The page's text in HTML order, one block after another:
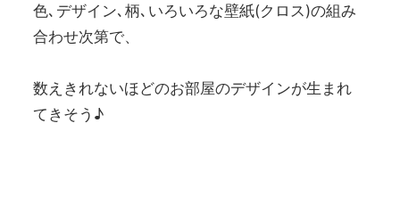
色､デザイン､柄､いろいろな壁紙(クロス)の組み
合わせ次第で、
数えきれないほどのお部屋のデザインが生まれ
てきそう♪